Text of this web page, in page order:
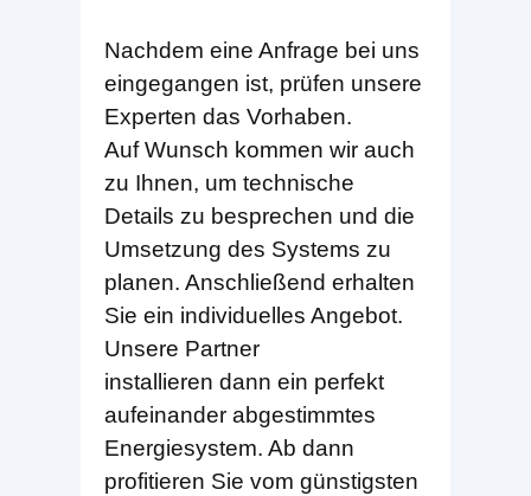
Nachdem eine Anfrage bei uns
eingegangen ist, prüfen unsere
Experten das Vorhaben.
Auf Wunsch kommen wir auch
zu Ihnen, um technische
Details zu besprechen und die
Umsetzung des Systems zu
planen. Anschließend erhalten
Sie ein individuelles Angebot.
Unsere Partner
installieren dann ein perfekt
aufeinander abgestimmtes
Energiesystem. Ab dann
profitieren Sie vom günstigsten